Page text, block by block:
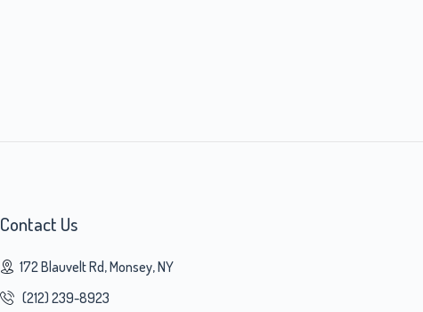
Contact Us
172 Blauvelt Rd, Monsey, NY
(212) 239-8923